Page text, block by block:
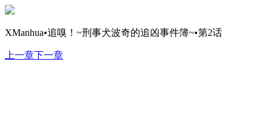
XManhua•追嗅！~刑事犬波奇的追凶事件簿~•第2话
上一章下一章